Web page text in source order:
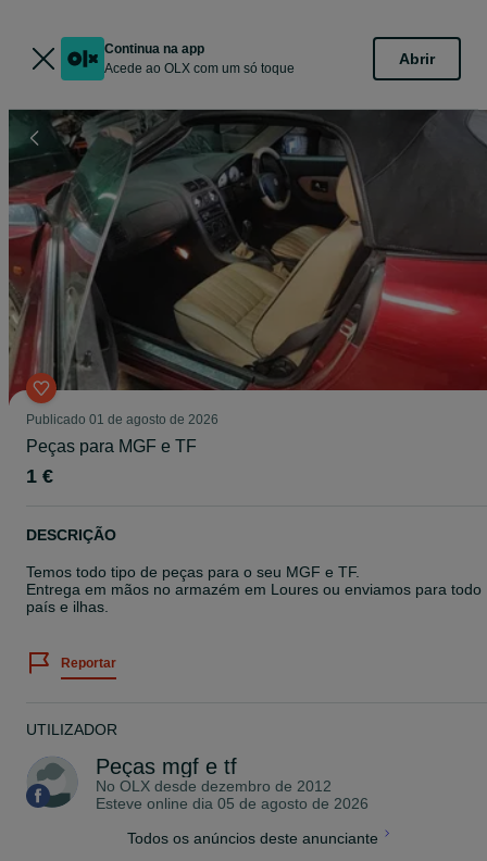
Continua na app
Acede ao OLX com um só toque
Abrir
Publicado 01 de agosto de 2026
Peças para MGF e TF
1 €
DESCRIÇÃO
Temos todo tipo de peças para o seu MGF e TF.
Entrega em mãos no armazém em Loures ou enviamos para todo
país e ilhas.
Reportar
UTILIZADOR
Peças mgf e tf
No OLX desde dezembro de 2012
Esteve online dia 05 de agosto de 2026
Todos os anúncios deste anunciante